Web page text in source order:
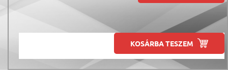
KOSÁRBA TESZEM